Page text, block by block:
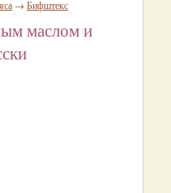
→ Бифштекс
маслом и